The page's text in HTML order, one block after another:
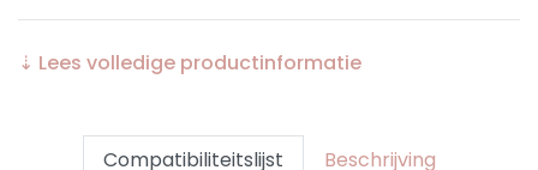
⇣ Lees volledige productinformatie
Compatibiliteitslijst
Beschrijving